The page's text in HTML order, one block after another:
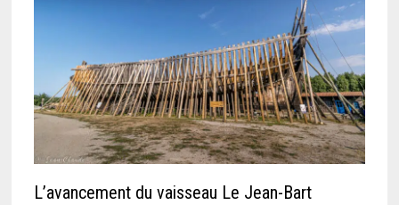
L’avancement du vaisseau Le Jean-Bart